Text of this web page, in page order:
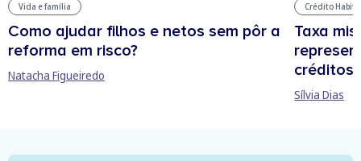
Vida e família
Como ajudar filhos e netos sem pôr a
reforma em risco?
Natacha Figueiredo
Crédito
Taxa
créditos
Sílvia Dias